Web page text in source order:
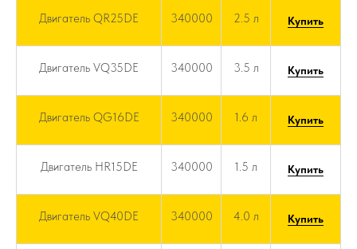
Двигатель QR25DE 340000 2.5 л Купить
Двигатель VQ35DE 340000 3.5 л Купить
Двигатель QG16DE 340000 1.6 л Купить
Двигатель HR15DE 340000 1.5 л Купить
Двигатель VQ40DE 340000 4.0 л Купить